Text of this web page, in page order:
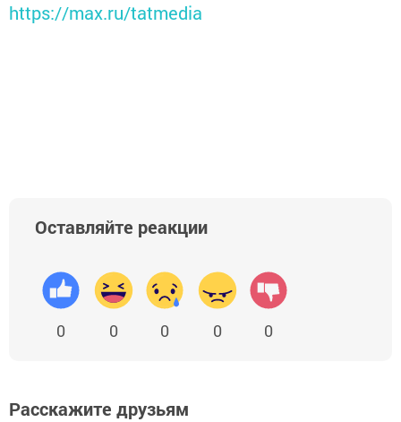
https://max.ru/tatmedia
Оставляйте реакции
0 0 0 0 0
Расскажите друзьям